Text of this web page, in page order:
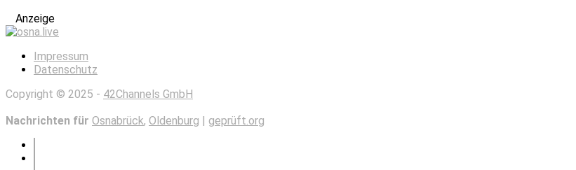
Anzeige
Impressum
Datenschutz
Copyright © 2025 - 42Channels GmbH
Nachrichten für Osnabrück, Oldenburg | geprüft.org